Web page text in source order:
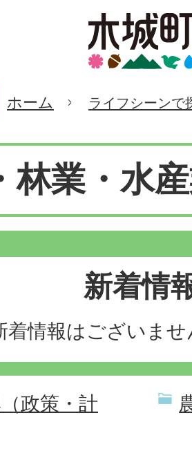
ホーム ライフシーンで
林業・水
新着情
着情報はございませ
政策・計